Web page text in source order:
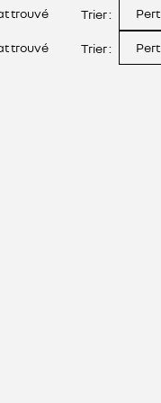
trouvé Trier :
trouvé Trier :